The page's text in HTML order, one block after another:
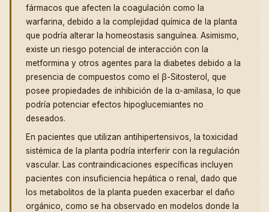
fármacos que afecten la coagulación como la
warfarina, debido a la complejidad química de la planta
que podría alterar la homeostasis sanguínea. Asimismo,
existe un riesgo potencial de interacción con la
metformina y otros agentes para la diabetes debido a la
presencia de compuestos como el β-Sitosterol, que
posee propiedades de inhibición de la α-amilasa, lo que
podría potenciar efectos hipoglucemiantes no
deseados.
En pacientes que utilizan antihipertensivos, la toxicidad
sistémica de la planta podría interferir con la regulación
vascular. Las contraindicaciones específicas incluyen
pacientes con insuficiencia hepática o renal, dado que
los metabolitos de la planta pueden exacerbar el daño
orgánico, como se ha observado en modelos donde la